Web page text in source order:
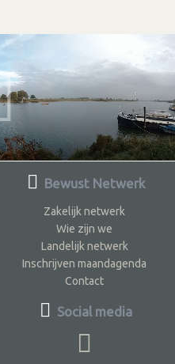
Bewust Netwerk
Zakelijk netwerk
Wie zijn we
Landelijk netwerk
Inschrijven maandagenda
Contact
Social media